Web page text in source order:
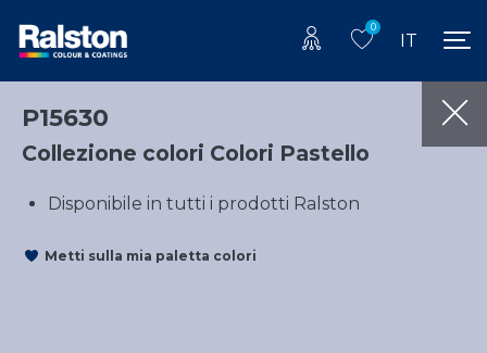
0
IT
P15630
Collezione colori Colori Pastello
Disponibile in tutti i prodotti Ralston
Metti sulla mia paletta colori